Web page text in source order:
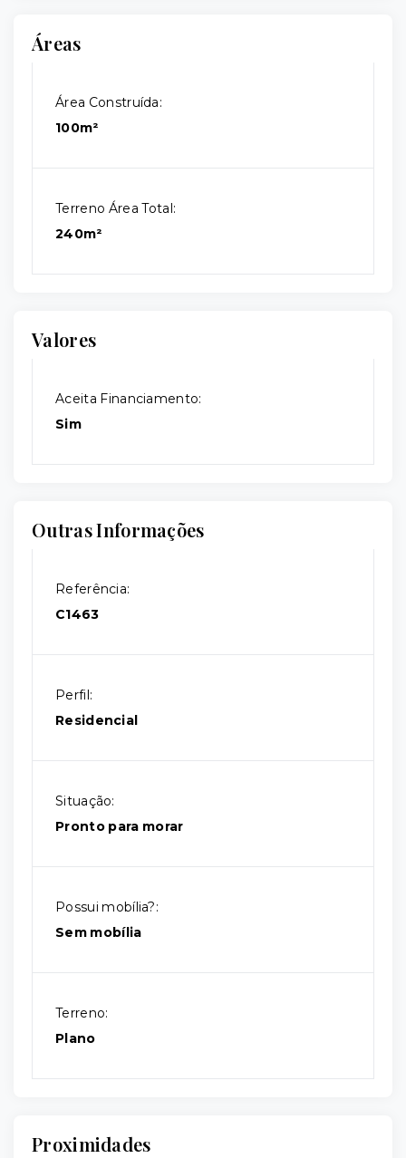
Áreas
Área Construída:
100m²
Terreno Área Total:
240m²
Valores
Aceita Financiamento:
Sim
Outras Informações
Referência:
C1463
Perfil:
Residencial
Situação:
Pronto para morar
Possui mobília?:
Sem mobília
Terreno:
Plano
Proximidades